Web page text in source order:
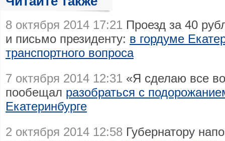
8 октября 2014 17:21 Проезд за 40
и письмо президенту: в гордуме
транспортного вопроса
7 октября 2014 12:31 «Я сделаю все
пообещал разобраться с
Екатеринбурге
2 октября 2014 12:58 Губернатору